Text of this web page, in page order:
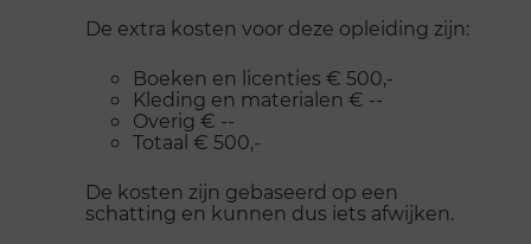
De extra kosten voor deze opleiding zijn:
Boeken en licenties € 500,-
Kleding en materialen € --
Overig € --
Totaal € 500,-
De kosten zijn gebaseerd op een
schatting en kunnen dus iets afwijken.